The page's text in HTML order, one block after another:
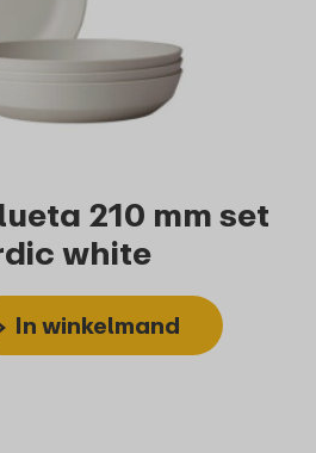
210 mm set
white
In winkelmand